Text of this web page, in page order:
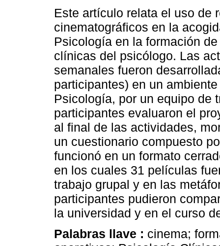
Este artículo relata el uso de
cinematográficos en la
Psicología en la formación
clínicas del psicólogo. Las
semanales fueron
participantes) en un
Psicología, por un equipo de
participantes evaluaron el
al final de las actividades,
un cuestionario compuesto
funcionó en un formato
en los cuales 31 películas
trabajo grupal y en las
participantes pudieron
la universidad y en el curso
Palabras llave : cinema;